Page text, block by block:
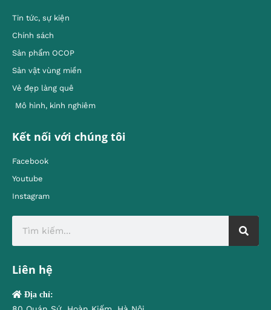
Tin tức, sự kiện
Chính sách
Sản phẩm OCOP
Sản vật vùng miền
Vẻ đẹp làng quê
Mô hình, kinh nghiêm
Kết nối với chúng tôi
Facebook
Youtube
Instagram
Liên hệ
Địa chỉ: